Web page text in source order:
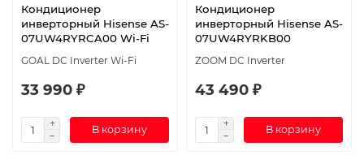
Кондиционер
инверторный Hisense AS-
07UW4RYRCA00 Wi-Fi
GOAL DC Inverter Wi-Fi
33 990 ₽
В корзину
Кондиционер
инверторный Hisense AS-
07UW4RYRKB00
ZOOM DC Inverter
43 490 ₽
В корзину